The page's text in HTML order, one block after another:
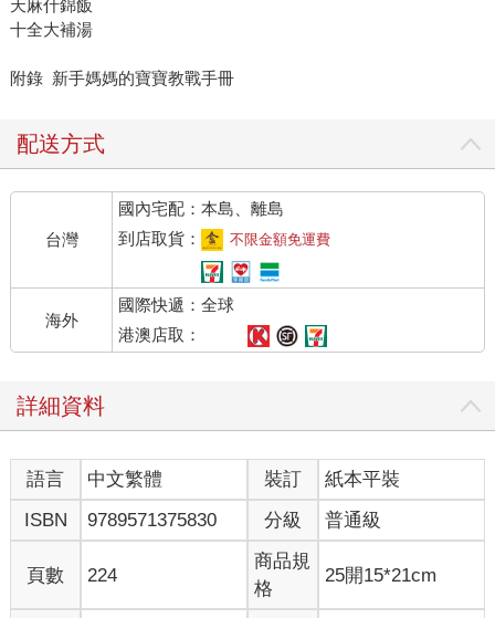
天麻什錦飯
十全大補湯
附錄 新手媽媽的寶寶教戰手冊
配送方式
台灣
國內宅配：本島、離島
到店取貨：
不限金額免運費
海外
國際快遞：全球
港澳店取：
詳細資料
語言 中文繁體 裝訂
紙本平裝
ISBN
9789571375830 分級 普通級
頁數 224
商品規
格
25開15*21cm